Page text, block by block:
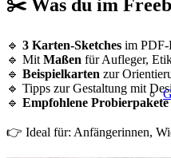
✂️ Was du im
🔹 3 Karten-Sketches im PDF-
🔹 MitMaßen für Aufleger,
🔹 Beispielkarten zur
🔹 Tipps zur Gestaltung mit
🔹 Empfohlene Probierpakete
👉 Ideal für: Anfängerinnen,